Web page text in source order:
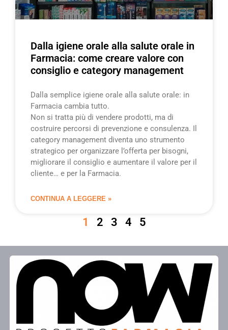
Dalla igiene orale alla salute orale in
Farmacia: come creare valore con
consiglio e category management
Dalla semplice igiene orale alla salute orale: in
Farmacia cambia tutto.
Non si tratta più di vendere prodotti, ma di
costruire percorsi di prevenzione e consulenza. Il
category management diventa uno strumento
strategico per organizzare l’offerta per bisogni,
migliorare il consiglio e aumentare il valore per il
cliente… e per la Farmacia.
CONTINUA A LEGGERE »
1 2 3 4 5